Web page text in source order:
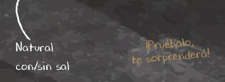
Natural
con/sin sal
¡Pruébalo,
te sorprenderá!